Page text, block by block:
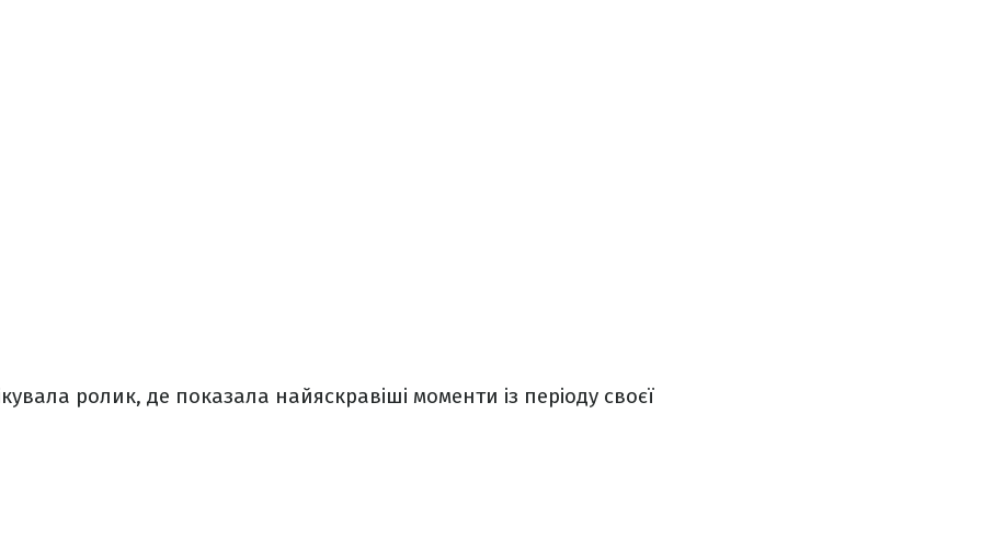
ролик, де показала найяскравіші моменти із періоду своєї